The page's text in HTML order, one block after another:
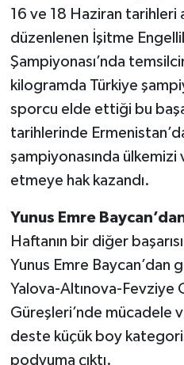
16 ve 18 Haziran tarihleri
düzenlenen İşitme
Şampiyonası’nda
kilogramda Türkiye
sporcu elde ettiği bu
tarihlerinde
şampiyonasında ülkemizi
etmeye hak kazandı.
Yunus Emre
Haftanın bir diğer
Yunus Emre Baycan’dan
Yalova-Altınova-Fevziye
Güreşleri’nde mücadele
deste küçük boy
podyuma çıktı.